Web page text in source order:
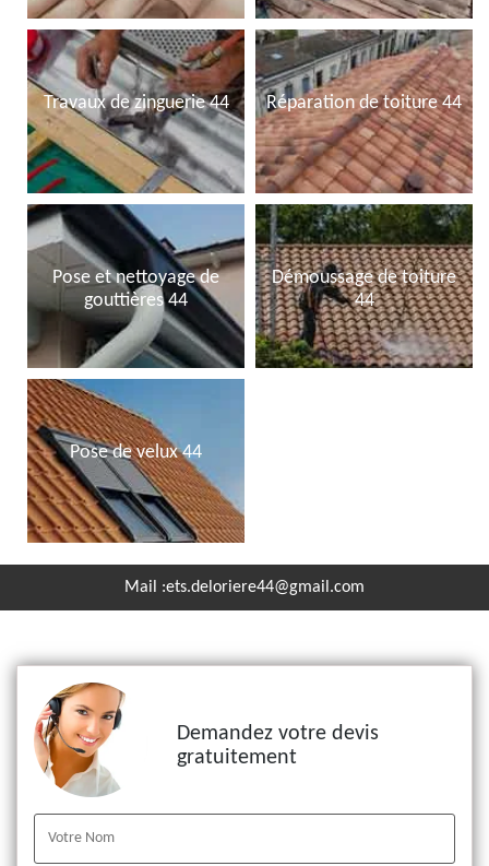
Travaux de zinguerie 44 Réparation de toiture 44
Pose et nettoyage de
gouttières 44
Démoussage de toiture
44
Pose de velux 44
Mail :ets.deloriere44@gmail.com
Demandez votre devis
gratuitement